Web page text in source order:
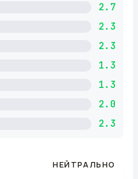
2.7
2.3
2.3
1.3
1.3
2.0
2.3
НЕЙТРАЛЬНО